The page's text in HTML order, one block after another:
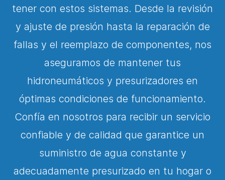
tener con estos sistemas. Desde la revisión
y ajuste de presión hasta la reparación de
fallas y el reemplazo de componentes, nos
aseguramos de mantener tus
hidroneumáticos y presurizadores en
óptimas condiciones de funcionamiento.
Confía en nosotros para recibir un servicio
confiable y de calidad que garantice un
suministro de agua constante y
adecuadamente presurizado en tu hogar o